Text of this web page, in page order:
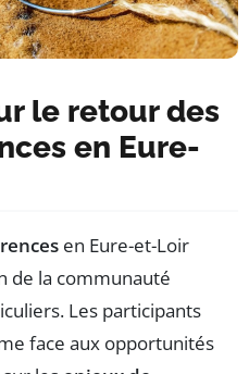
le retour des
en Eure-
en Eure-et-Loir
de la communauté
Les participants
face aux opportunités